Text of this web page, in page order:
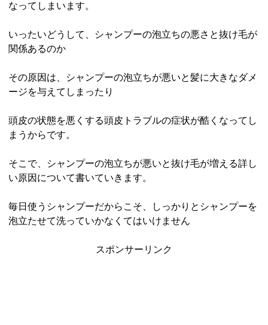
なってしまいます。
いったいどうして、シャンプーの泡立ちの悪さと抜け毛が
関係あるのか
その原因は、シャンプーの泡立ちが悪いと髪に大きなダメ
ージを与えてしまったり
頭皮の状態を悪くする頭皮トラブルの症状が酷くなってし
まうからです。
そこで、シャンプーの泡立ちが悪いと抜け毛が増える詳し
い原因について書いていきます。
毎日使うシャンプーだからこそ、しっかりとシャンプーを
泡立たせて洗っていかなくてはいけません
スポンサーリンク